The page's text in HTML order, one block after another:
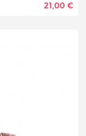
21,00 €